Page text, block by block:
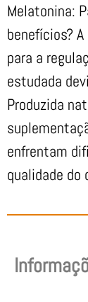
Melatonina:
benefícios?
para a
estudada
Produzida
enfrentam
qualidade